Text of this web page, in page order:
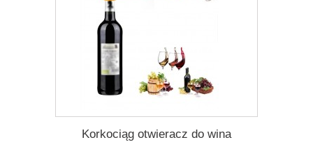
Korkociąg otwieracz do wina